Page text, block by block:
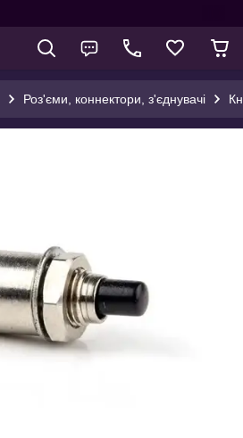
Роз'єми, коннектори, з'єднувачі